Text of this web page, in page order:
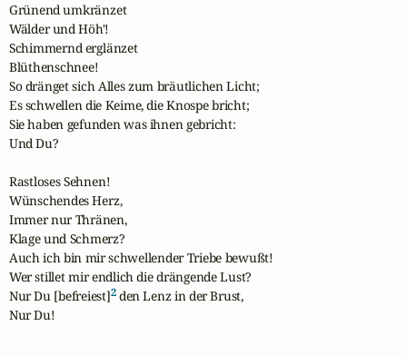
Grünend umkränzet
Wälder und Höh'!
Schimmernd erglänzet
Blüthenschnee!
So dränget sich Alles zum bräutlichen Licht;
Es schwellen die Keime, die Knospe bricht;
Sie haben gefunden was ihnen gebricht:
Und Du?
Rastloses Sehnen!
Wünschendes Herz,
Immer nur Thränen,
Klage und Schmerz?
Auch ich bin mir schwellender Triebe bewußt!
Wer stillet mir endlich die drängende Lust?
Nur Du [befreiest]2 den Lenz in der Brust,
Nur Du!